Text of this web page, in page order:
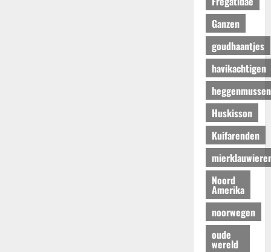
Ganzen
goudhaantjes
havikachtigen
heggenmussen
Huskisson
Kuifarenden
Noord
Amerika
noorwegen
oude
wereld